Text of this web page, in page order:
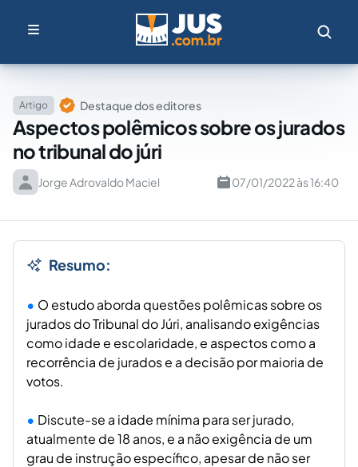
Artigo Destaque dos editores
Aspectos polêmicos sobre os jurados
no tribunal do júri
Jorge Adrovaldo Maciel 07/01/2022 às 16:40
Resumo:
O estudo aborda questões polêmicas sobre os
jurados do Tribunal do Júri, analisando exigências
como idade e escolaridade, e aspectos como a
recorrência de jurados e a decisão por maioria de
votos.
Discute-se a idade mínima para ser jurado,
atualmente de 18 anos, e a não exigência de um
grau de instrução específico, apesar de não ser